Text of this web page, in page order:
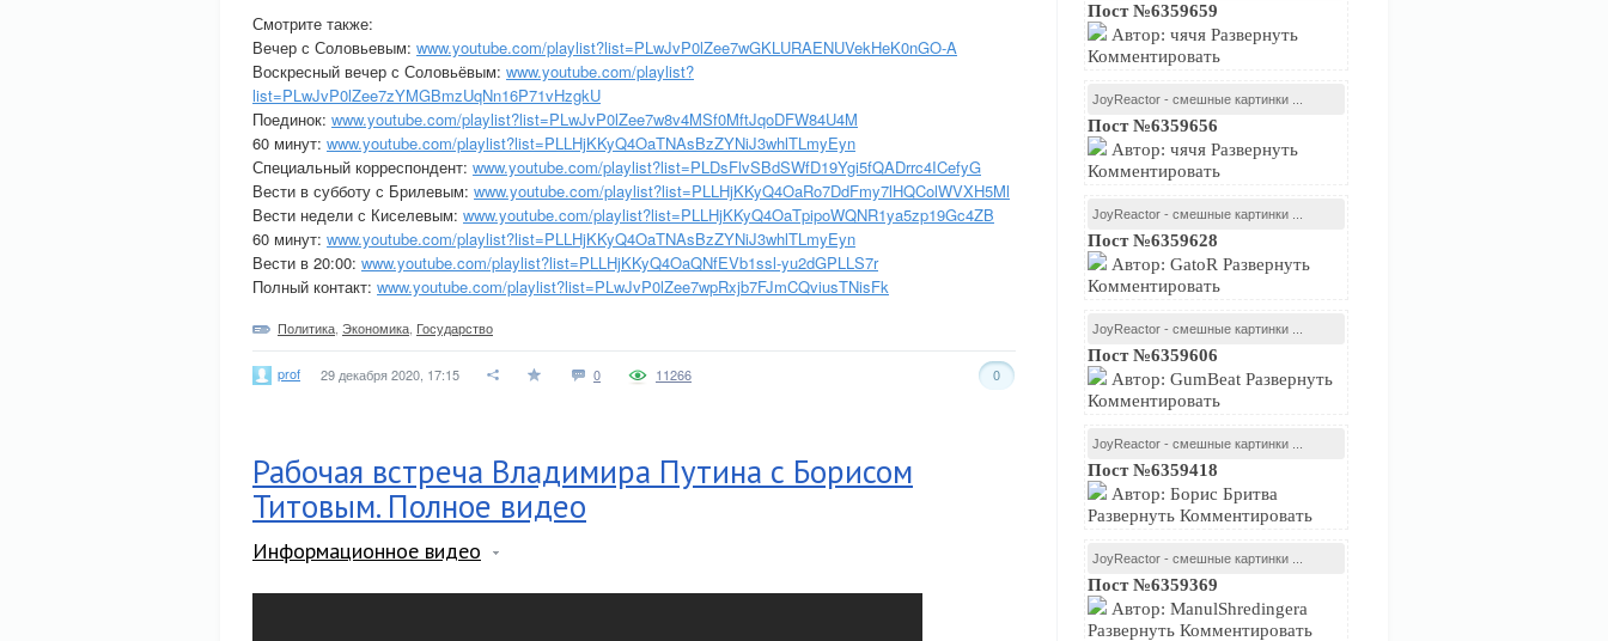
Пост №6359659
Автор: чячя Развернуть
Комментировать
JoyReactor - смешные картинки ...
Пост №6359656
Автор: чячя Развернуть
Комментировать
JoyReactor - смешные картинки ...
Пост №6359628
Автор: GatoR Развернуть
Комментировать
JoyReactor - смешные картинки ...
Пост №6359606
Автор: GumBeat Развернуть
Комментировать
JoyReactor - смешные картинки ...
Пост №6359418
Автор: Борис Бритва
Развернуть Комментировать
JoyReactor - смешные картинки ...
Пост №6359369
Автор: ManulShredingera
Развернуть Комментировать
Смотрите также:
Вечер с Соловьевым: www.youtube.com/playlist?list=PLwJvP0lZee7wGKLURAENUVekHeK0nGO-A
Воскресный вечер с Соловьёвым: www.youtube.com/playlist?
list=PLwJvP0lZee7zYMGBmzUqNn16P71vHzgkU
Поединок: www.youtube.com/playlist?list=PLwJvP0lZee7w8v4MSf0MftJqoDFW84U4M
60 минут: www.youtube.com/playlist?list=PLLHjKKyQ4OaTNAsBzZYNiJ3whlTLmyEyn
Специальный корреспондент: www.youtube.com/playlist?list=PLDsFlvSBdSWfD19Ygi5fQADrrc4ICefyG
Вести в субботу с Брилевым: www.youtube.com/playlist?list=PLLHjKKyQ4OaRo7DdFmy7lHQColWVXH5Ml
Вести недели с Киселевым: www.youtube.com/playlist?list=PLLHjKKyQ4OaTpipoWQNR1ya5zp19Gc4ZB
60 минут: www.youtube.com/playlist?list=PLLHjKKyQ4OaTNAsBzZYNiJ3whlTLmyEyn
Вести в 20:00: www.youtube.com/playlist?list=PLLHjKKyQ4OaQNfEVb1ssl-yu2dGPLLS7r
Полный контакт: www.youtube.com/playlist?list=PLwJvP0lZee7wpRxjb7FJmCQviusTNisFk
Политика Экономика Государство
prof 29 декабря 2020, 17:15 0 0
11266
Рабочая встреча Владимира Путина с Борисом
Титовым. Полное видео
Информационное видео